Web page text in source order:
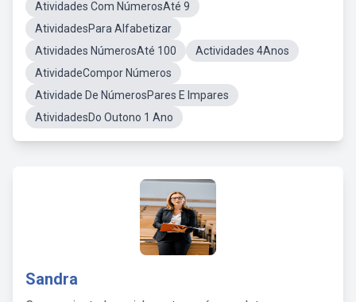
Atividades Com NúmerosAté 9
AtividadesPara Alfabetizar
Atividades NúmerosAté 100
Actividades 4Anos
AtividadeCompor Números
Atividade De NúmerosPares E Impares
AtividadesDo Outono 1 Ano
Sandra